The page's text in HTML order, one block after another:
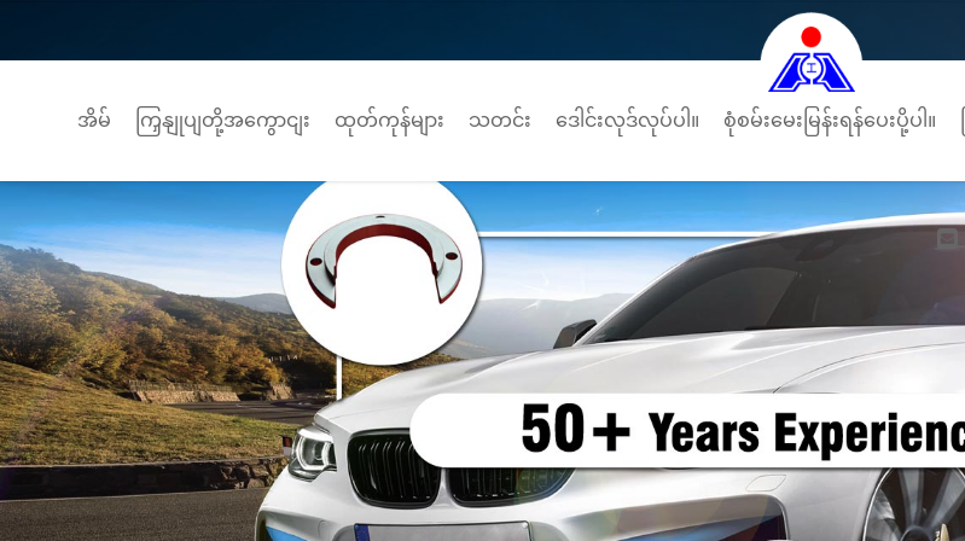
အိမ် ကြှနျုပျတို့အကွောငျး ထုတ်ကုန်များ သတင်း ဒေါင်းလုဒ်လုပ်ပါ။ စုံစမ်းမေးမြန်းရန်ပေးပို့ပါ။